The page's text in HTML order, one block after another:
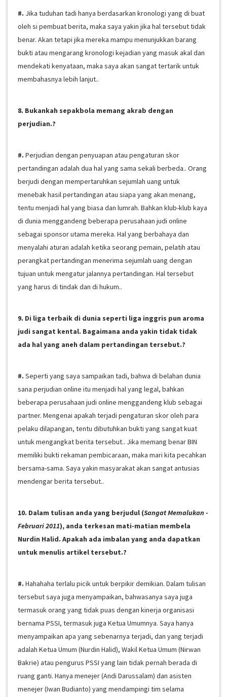
#. Jika tuduhan tadi hanya berdasarkan kronologi yang di buat
oleh si pembuat berita, maka saya yakin jika hal tersebut tidak
benar. Akan tetapi jika mereka mampu menunjukkan barang
bukti atau mengarang kronologi kejadian yang masuk akal dan
mendekati kenyataan, maka saya akan sangat tertarik untuk
membahasnya lebih lanjut..
8. Bukankah sepakbola memang akrab dengan
perjudian.?
#. Perjudian dengan penyuapan atau pengaturan skor
pertandingan adalah dua hal yang sama sekali berbeda.. Orang
berjudi dengan mempertaruhkan sejumlah uang untuk
menebak hasil pertandingan atau siapa yang akan menang,
tentu menjadi hal yang biasa dan lumrah. Bahkan klub-klub kaya
di dunia menggandeng beberapa perusahaan judi online
sebagai sponsor utama mereka. Hal yang berbahaya dan
menyalahi aturan adalah ketika seorang pemain, pelatih atau
perangkat pertandingan menerima sejumlah uang dengan
tujuan untuk mengatur jalannya pertandingan. Hal tersebut
yang harus di tindak dan di hukum..
9. Di liga terbaik di dunia seperti liga inggris pun aroma
judi sangat kental. Bagaimana anda yakin tidak tidak
ada hal yang aneh dalam pertandingan tersebut.?
#. Seperti yang saya sampaikan tadi, bahwa di belahan dunia
sana perjudian online itu menjadi hal yang legal, bahkan
beberapa perusahaan judi online menggandeng klub sebagai
partner. Mengenai apakah terjadi pengaturan skor oleh para
pelaku dilapangan, tentu dibutuhkan bukti yang sangat kuat
untuk mengangkat berita tersebut.. Jika memang benar BIN
memiliki bukti rekaman pembicaraan, maka mari kita pecahkan
bersama-sama. Saya yakin masyarakat akan sangat antusias
mendengar berita tersebut..
10. Dalam tulisan anda yang berjudul (Sangat Memalukan -
Februari 2011), anda terkesan mati-matian membela
Nurdin Halid. Apakah ada imbalan yang anda dapatkan
untuk menulis artikel tersebut.?
#. Hahahaha terlalu picik untuk berpikir demikian. Dalam tulisan
tersebut saya juga menyampaikan, bahwasanya saya juga
termasuk orang yang tidak puas dengan kinerja organisasi
bernama PSSI, termasuk juga Ketua Umumnya. Saya hanya
menyampaikan apa yang sebenarnya terjadi, dan yang terjadi
adalah Ketua Umum (Nurdin Halid), Wakil Ketua Umum (Nirwan
Bakrie) atau pengurus PSSI yang lain tidak pernah berada di
ruang ganti. Hanya menejer (Andi Darussalam) dan asisten
menejer (Iwan Budianto) yang mendampingi tim selama